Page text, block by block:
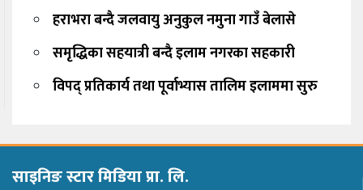
हराभरा बन्दै जलवायु अनुकुल नमुना गाउँ बेलासे
समृद्धिका सहयात्री बन्दै इलाम नगरका सहकारी
विपद् प्रतिकार्य तथा पूर्वाभ्यास तालिम इलाममा सुरु
साइनिङ स्टार मिडिया प्रा. लि.